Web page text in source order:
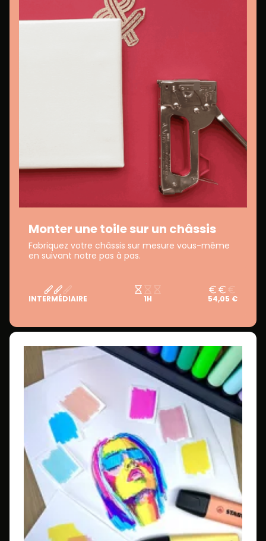
Monter une toile sur un châssis
Fabriquez votre châssis sur mesure vous-même
en suivant notre pas à pas.
INTERMÉDIAIRE 1H 54,05 €